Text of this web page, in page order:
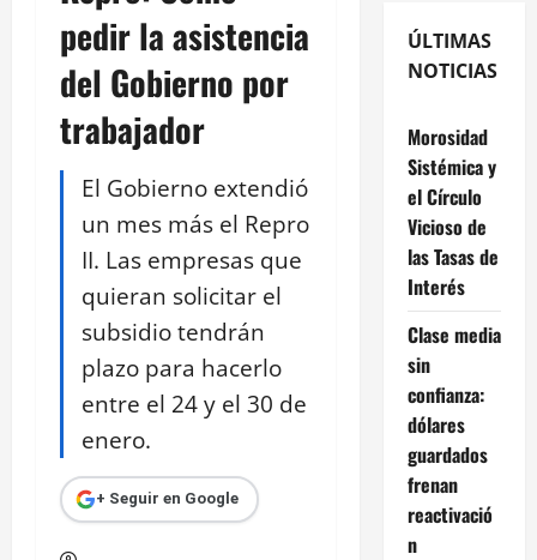
pedir la asistencia
del Gobierno por
trabajador
El Gobierno extendió
un mes más el Repro
II. Las empresas que
quieran solicitar el
subsidio tendrán
plazo para hacerlo
entre el 24 y el 30 de
enero.
+ Seguir en Google
ÚLTIMAS
NOTICIAS
Morosidad
Sistémica y
el Círculo
Vicioso de
las Tasas de
Interés
Clase media
sin
confianza:
dólares
guardados
frenan
reactivació
n